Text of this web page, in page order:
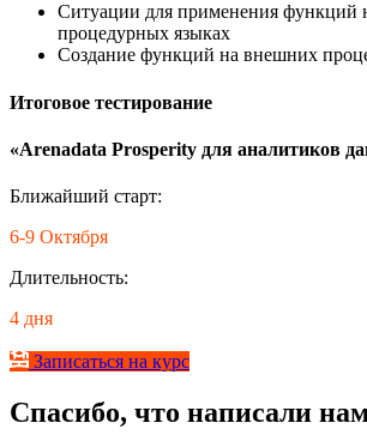
Ситуации для применения функций
процедурных языках
Создание функций на внешних
Итоговое тестирование
«Arenadata Prosperity для аналитиков
Ближайший старт:
6-9 Октября
Длительность:
4 дня
Записаться на курс
Спасибо, что написали